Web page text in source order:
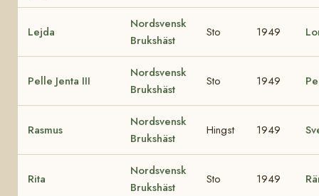
Lejda
Nordsvensk
Brukshäst
Sto 1949
Pelle Jenta III
Nordsvensk
Brukshäst
Sto 1949
Rasmus
Nordsvensk
Brukshäst
Hingst 1949
Rita
Nordsvensk
Brukshäst
Sto 1949